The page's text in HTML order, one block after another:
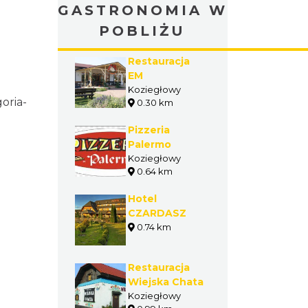
GASTRONOMIA W
POBLIŻU
Restauracja
EM
Koziegłowy
0.30 km
Pizzeria
Palermo
Koziegłowy
0.64 km
Hotel
CZARDASZ
0.74 km
Restauracja
Wiejska Chata
Koziegłowy